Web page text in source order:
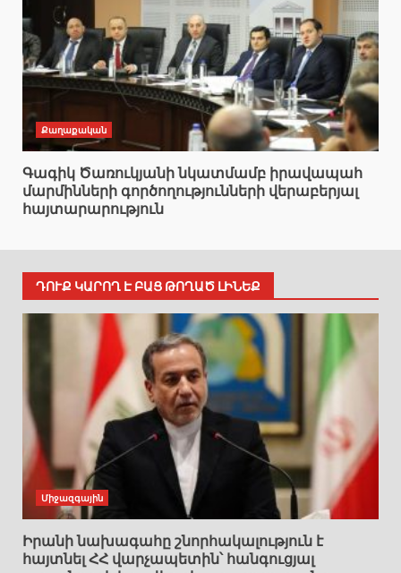
Քաղաքական
Գագիկ Ծառուկյանի նկատմամբ իրավապահ
մարմինների գործողությունների վերաբերյալ
հայտարարություն
ԴՈՒՔ ԿԱՐՈՂ Է ԲԱՑ ԹՈՂԱԾ ԼԻՆԵՔ
Միջազգային
Իրանի նախագահը շնորհակալություն է
հայտնել ՀՀ վարչապետին՝ հանգուցյալ